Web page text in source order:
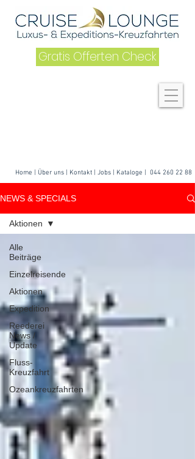
Home Über uns | Kontakt Jobs Kataloge 044 260 22 88
Gratis Offerten Check
NEWS & SPECIALS
Alle
Beiträge
Einzelreisende
Aktionen
Expedition
Reederei
News /
Update
Fluss-
Kreuzfahrt
Ozeankreuzfahrten
Aktionen